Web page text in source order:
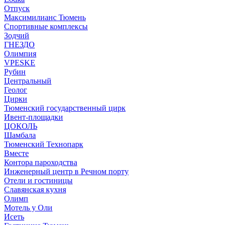
Отпуск
Максимилианс Тюмень
Спортивные комплексы
Зодчий
ГНЕЗДО
Олимпия
VPESKE
Рубин
Центральный
Геолог
Цирки
Тюменский государственный цирк
Ивент-площадки
ЦОКОЛЬ
Шамбала
Тюменский Технопарк
Вместе
Контора пароходства
Инженерный центр в Речном порту
Отели и гостиницы
Славянская кухня
Олимп
Мотель у Оли
Исеть